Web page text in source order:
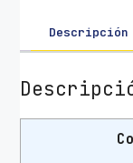
á
m
r
Descripción